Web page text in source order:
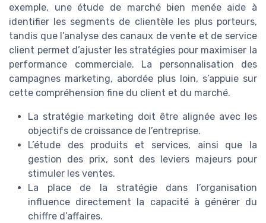
exemple, une étude de marché bien menée aide à
identifier les segments de clientèle les plus porteurs,
tandis que l’analyse des canaux de vente et de service
client permet d’ajuster les stratégies pour maximiser la
performance commerciale. La personnalisation des
campagnes marketing, abordée plus loin, s’appuie sur
cette compréhension fine du client et du marché.
La stratégie marketing doit être alignée avec les
objectifs de croissance de l’entreprise.
L’étude des produits et services, ainsi que la
gestion des prix, sont des leviers majeurs pour
stimuler les ventes.
La place de la stratégie dans l’organisation
influence directement la capacité à générer du
chiffre d’affaires.